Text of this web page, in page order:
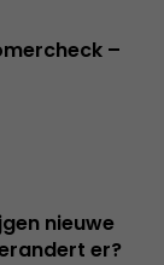
–
nieuwe
er?